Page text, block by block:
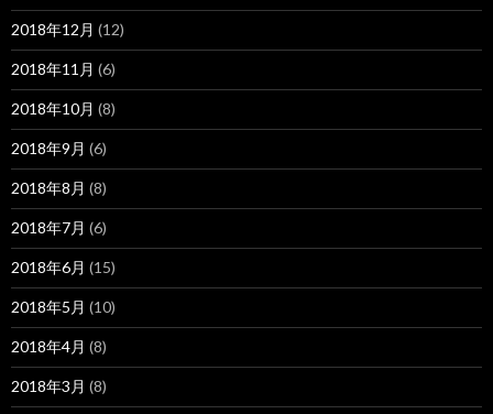
2018年12月 (12)
2018年11月 (6)
2018年10月 (8)
2018年9月 (6)
2018年8月 (8)
2018年7月 (6)
2018年6月 (15)
2018年5月 (10)
2018年4月 (8)
2018年3月 (8)